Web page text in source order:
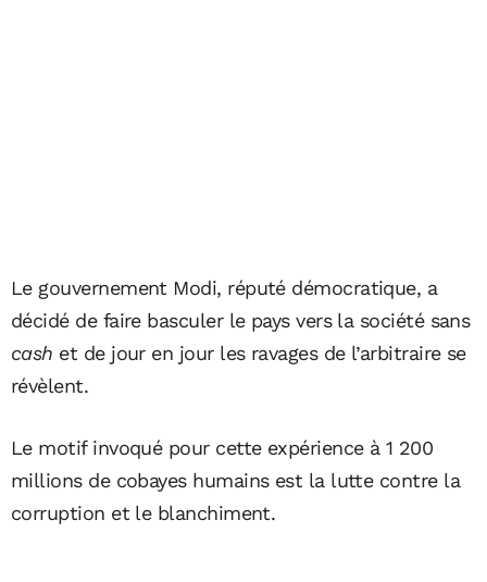
Le gouvernement Modi, réputé démocratique, a
décidé de faire basculer le pays vers la société sans
cash et de jour en jour les ravages de l’arbitraire se
révèlent.
Le motif invoqué pour cette expérience à 1 200
millions de cobayes humains est la lutte contre la
corruption et le blanchiment.